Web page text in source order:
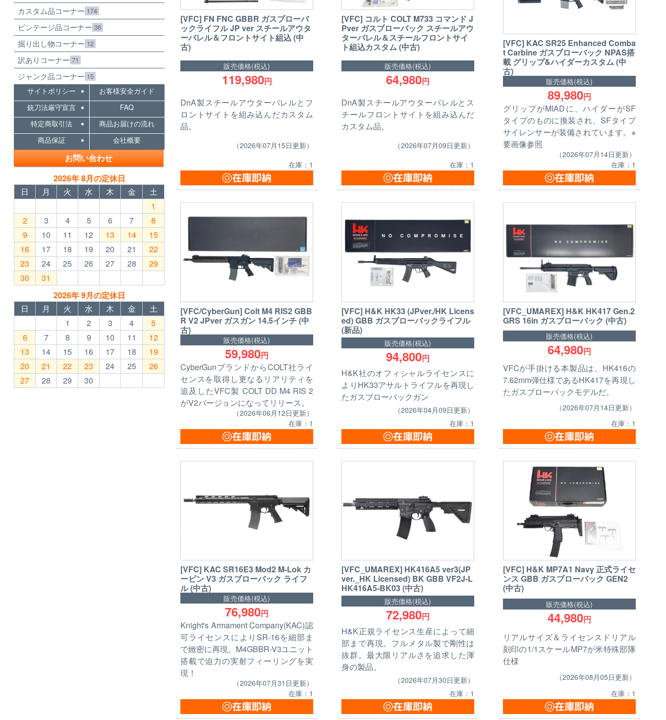
[VFC] FN FNC GBBR ガスブローバ
ックライフル JP ver スチールアウタ
ーバレル＆フロントサイト組込 (中
古)
販売価格(税込)
119,980円
DnA製スチールアウターバレルとフ
ロントサイトを組み込んだカスタム
品。
（2026年07月15日更新）
在庫：1
[VFC] コルト COLT M733 コマンド J
Pver ガスブローバック スチールアウ
ターバレル＆スチールフロントサイ
ト組込カスタム (中古)
販売価格(税込)
64,980円
DnA製スチールアウターバレルとス
チールフロントサイトを組み込んだ
カスタム品。
（2026年07月09日更新）
在庫：1
[VFC] KAC SR25 Enhanced Comba
t Carbine ガスブローバック NPAS搭
載 グリップ&ハイダーカスタム (中
古)
販売価格(税込)
89,980円
グリップがMIADに、ハイダーがSF
タイプのものに換装され、SFタイプ
サイレンサーが装備されています。※
要画像参照
（2026年07月14日更新）
在庫：1
[VFC/CyberGun] Colt M4 RIS2 GBB
R V2 JPver ガスガン 14.5インチ (中
古)
販売価格(税込)
59,980円
CyberGunブランドからCOLT社ライ
センスを取得し更なるリアリティを
追及したVFC製 COLT DD M4 RIS 2
がV2バージョンになってリリース。
（2026年06月12日更新）
在庫：1
[VFC] H&K HK33 (JPver./HK Licens
ed) GBB ガスブローバックライフル
(新品)
販売価格(税込)
94,800円
H&K社のオフィシャルライセンスに
よりHK33アサルトライフルを再現し
たガスブローバックガン
（2026年04月09日更新）
在庫：1
[VFC_UMAREX] H&K HK417 Gen.2
GRS 16in ガスブローバック (中古)
販売価格(税込)
64,980円
VFCが手掛ける本製品は、HK416の
7.62mm弾仕様であるHK417を再現し
たガスブローバックモデルだ。
（2026年07月14日更新）
在庫：1
[VFC] KAC SR16E3 Mod2 M-Lok カ
ービン V3 ガスブローバック ライフ
ル (中古)
販売価格(税込)
76,980円
Knight's Armament Company(KAC)認
可ライセンスによりSR-16を細部ま
で緻密に再現。M4GBBR-V3ユニット
搭載で迫力の実射フィーリングを実
現！
（2026年07月31日更新）
在庫：1
[VFC_UMAREX] HK416A5 ver3(JP
ver._HK Licensed) BK GBB VF2J-L
HK416A5-BK03 (中古)
販売価格(税込)
72,980円
H&K正規ライセンス生産によって細
部まで再現。フルメタル製で剛性は
抜群。最大限リアルさを追求した渾
身の製品。
（2026年07月30日更新）
在庫：1
[VFC] H&K MP7A1 Navy 正式ライセ
ンス GBB ガスブローバック GEN2
(中古)
販売価格(税込)
44,980円
リアルサイズ＆ライセンスドリアル
刻印の1/1スケールMP7が米特殊部隊
仕様
（2026年08月05日更新）
在庫：1
カスタム品コーナー 174
ビンテージ品コーナー 36
掘り出し物コーナー 12
訳ありコーナー 71
ジャンク品コーナー 15
サイトポリシー
お客様安全ガイド
銃刀法厳守宣言
FAQ
特定商取引法
商品お届けの流れ
商品保証
会社概要
お問い合わせ
2026年 8月の定休日
日
月 火 水 木 金
土
1
2
3 4 5 6 7
8
9
10 11 12 13 14
15
16
17 18 19 20 21
22
23
24 25 26 27 28
29
30
31
2026年 9月の定休日
日
月 火 水 木 金
土
1
2 3 4
5
6
7 8 9 10 11
12
13
14 15 16 17 18
19
20
21 22 23 24 25
26
27
28 29 30